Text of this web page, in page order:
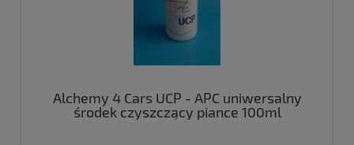
Alchemy 4 Cars UCP - APC uniwersalny
środek czyszczący piance 100ml